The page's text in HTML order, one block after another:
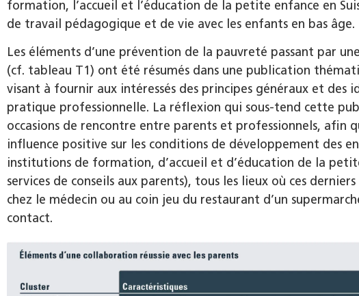
formation, l’accueil et l’éducation de la petite enfance en
de travail pédagogique et de vie avec les enfants en bas âge.
Les éléments d’une prévention de la pauvreté passant par
(cf. tableau T1) ont été résumés dans une publication
visant à fournir aux intéressés des principes généraux et des
pratique professionnelle. La réflexion qui sous-tend cette
occasions de rencontre entre parents et professionnels, afin
influence positive sur les conditions de développement des
institutions de formation, d’accueil et d’éducation de la
services de conseils aux parents), tous les lieux où ces
chez le médecin ou au coin jeu du restaurant d’un
contact.